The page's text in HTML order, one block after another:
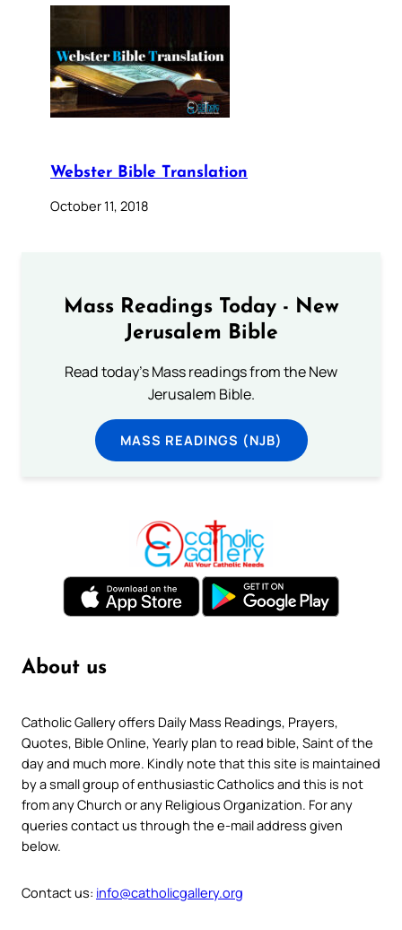
Webster Bible Translation
October 11, 2018
Mass Readings Today - New
Jerusalem Bible
Read today's Mass readings from the New
Jerusalem Bible.
MASS READINGS (NJB)
About us
Catholic Gallery offers Daily Mass Readings, Prayers,
Quotes, Bible Online, Yearly plan to read bible, Saint of the
day and much more. Kindly note that this site is maintained
by a small group of enthusiastic Catholics and this is not
from any Church or any Religious Organization. For any
queries contact us through the e-mail address given
below.
Contact us: info@catholicgallery.org